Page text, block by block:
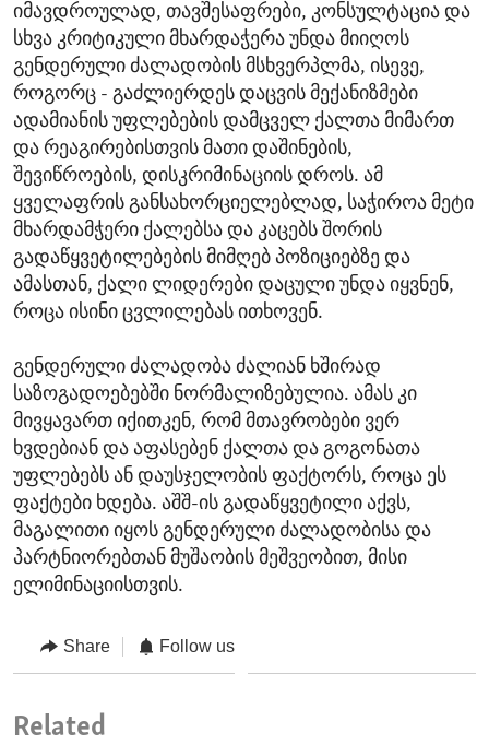
იმავდროულად, თავშესაფრები, კონსულტაცია და
სხვა კრიტიკული მხარდაჭერა უნდა მიიღოს
გენდერული ძალადობის მსხვერპლმა, ისევე,
როგორც - გაძლიერდეს დაცვის მექანიზმები
ადამიანის უფლებების დამცველ ქალთა მიმართ
და რეაგირებისთვის მათი დაშინების,
შევიწროების, დისკრიმინაციის დროს. ამ
ყველაფრის განსახორციელებლად, საჭიროა მეტი
მხარდამჭერი ქალებსა და კაცებს შორის
გადაწყვეტილებების მიმღებ პოზიციებზე და
ამასთან, ქალი ლიდერები დაცული უნდა იყვნენ,
როცა ისინი ცვლილებას ითხოვენ.
გენდერული ძალადობა ძალიან ხშირად
საზოგადოებებში ნორმალიზებულია. ამას კი
მივყავართ იქითკენ, რომ მთავრობები ვერ
ხვდებიან და აფასებენ ქალთა და გოგონათა
უფლებებს ან დაუსჯელობის ფაქტორს, როცა ეს
ფაქტები ხდება. აშშ-ის გადაწყვეტილი აქვს,
მაგალითი იყოს გენდერული ძალადობისა და
პარტნიორებთან მუშაობის მეშვეობით, მისი
ელიმინაციისთვის.
Share Follow us
Related